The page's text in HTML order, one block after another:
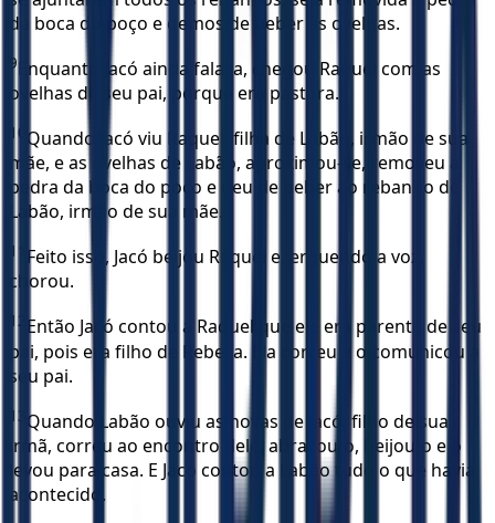
da boca do poço e demos de beber às ovelhas.
9
Enquanto Jacó ainda falava, chegou Raquel com as
ovelhas de seu pai, porque era pastora.
10 Quando Jacó viu Raquel, filha de Labão, irmão de sua
mãe, e as ovelhas de Labão, aproximou-se, removeu a
pedra da boca do poço e deu de beber ao rebanho de
Labão, irmão de sua mãe.
11
Feito isso, Jacó beijou Raquel e, erguendo a voz,
chorou.
12 Então Jacó contou a Raquel que ele era parente de seu
pai, pois era filho de Rebeca. Ela correu e o comunicou a
seu pai.
13 Quando Labão ouviu as novas de Jacó, filho de sua
irmã, correu ao encontro dele, abraçou-o, beijou-o e o
levou para casa. E Jacó contou a Labão tudo o que havia
acontecido.